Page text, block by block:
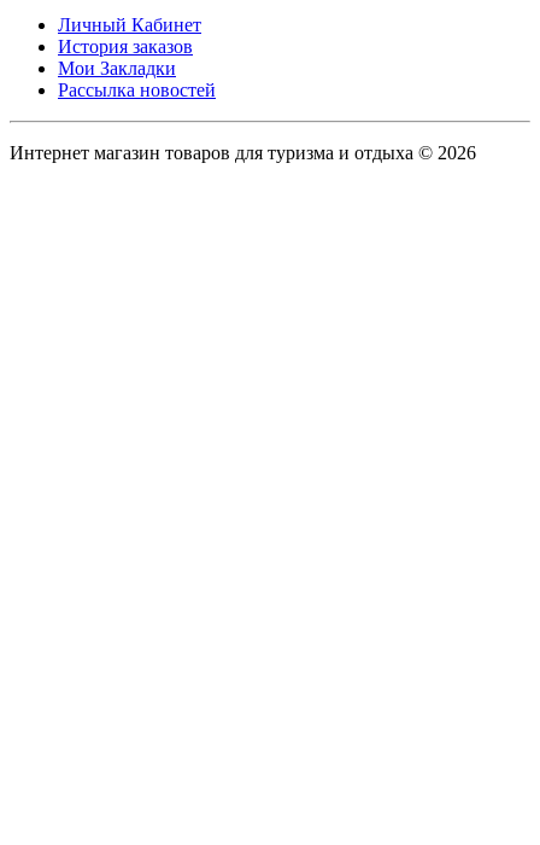
Личный Кабинет
История заказов
Мои Закладки
Рассылка новостей
Интернет магазин товаров для туризма и отдыха © 2026